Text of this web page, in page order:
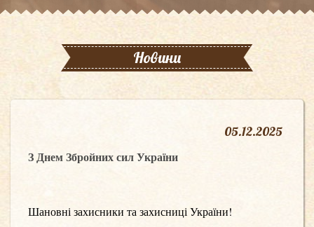
Новини
05.12.2025
З Днем Збройних сил України
Шановні захисники та захисниці України!